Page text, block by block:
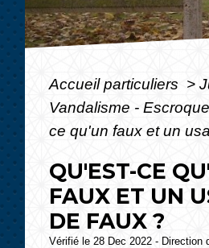
Accueil particuliers >
Vandalisme -
ce qu'un faux et un
QU'EST-CE
FAUX ET UN
DE FAUX ?
Vérifié le 28 Dec 2022 - Direction